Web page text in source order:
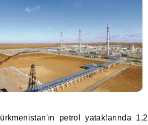
petrol yataklarında